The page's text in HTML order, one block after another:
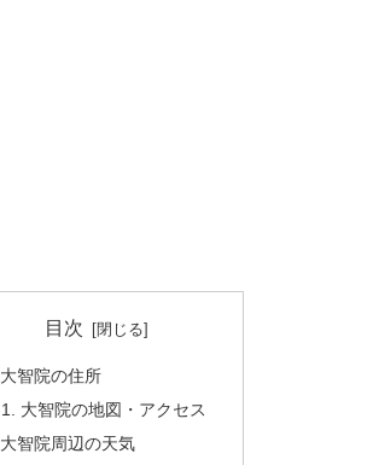
目次
大智院の住所
大智院の地図・アクセス
大智院周辺の天気